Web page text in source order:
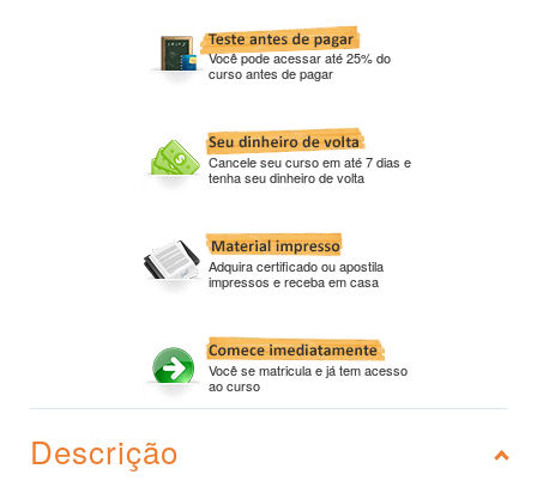
Você pode acessar até 25% do
curso antes de pagar
Cancele seu curso em até 7 dias e
tenha seu dinheiro de volta
Adquira certificado ou apostila
impressos e receba em casa
Você se matricula e já tem acesso
ao curso
Descrição